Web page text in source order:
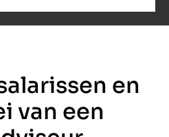
en
van een